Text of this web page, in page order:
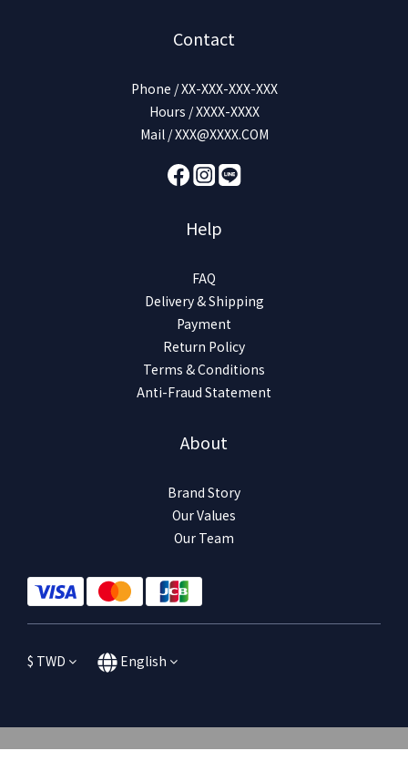
Contact
Phone / XX-XXX-XXX-XXX
Hours / XXXX-XXXX
Mail / XXX@XXXX.COM
Help
FAQ
Delivery & Shipping
Payment
Return Policy
Terms & Conditions
Anti-Fraud Statement
About
Brand Story
Our Values
Our Team
$ TWD English